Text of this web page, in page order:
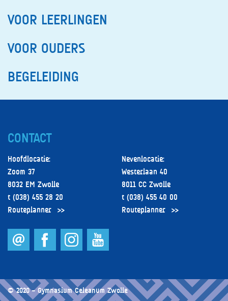
VOOR LEERLINGEN
VOOR OUDERS
BEGELEIDING
CONTACT
Hoofdlocatie:
Zoom 37
8032 EM Zwolle
t (038) 455 28 20
Routeplanner
Nevenlocatie:
Westerlaan 40
8011 CC Zwolle
t (038) 455 40 00
Routeplanner
© 2020 – Gymnasium Celeanum Zwolle